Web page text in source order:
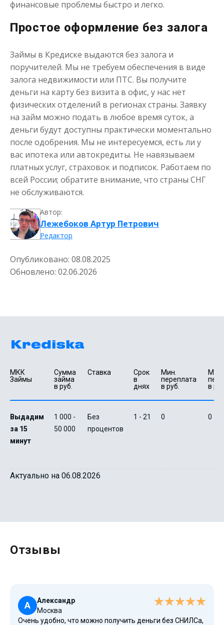
финансовые проблемы быстро и легко.
Простое оформление без залога
Займы в Кредиске выдаются без залога и
поручителей. Мы не требуем обеспечения в виде
залога недвижимости или ПТС. Вы получите
деньги на карту без визита в офис, у нас нет
физических отделений в регионах страны. Заявку
на займ можно подать в любое время суток, а
деньги будут доступны практически моментально
после одобрения. Мы не интересуемся, есть ли у
вас ипотека или автокредиты. Не навязываем
платных услуг, страховок и подписок. Работаем по
всей России; обратите внимание, что страны СНГ
не обслуживаются.
Автор:
Лежебоков Артур Петрович
Редактор
Опубликовано: 08.08.2025
Обновлено: 02.06.2026
МКК
Займы
Сумма
займа
в руб.
Ставка
Срок
в
днях
Мин.
переплата
в руб.
в
Выдадим
за 15
минут
1 000 -
50 000
Без
процентов
1 - 21 0 0
Актуально на 06.08.2026
Отзывы
А
Александр
Москва
Очень удобно, что можно получить деньги без СНИЛСа,